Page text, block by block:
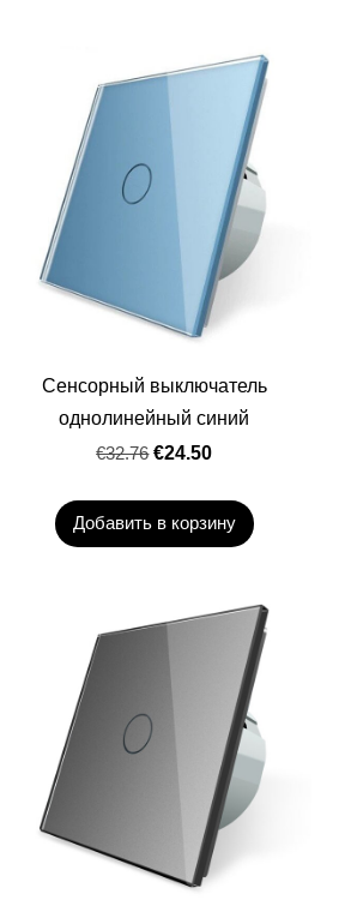
Сенсорный выключатель
однолинейный синий
€32.76 €24.50
Добавить в корзину